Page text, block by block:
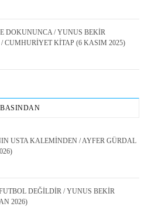
DOKUNUNCA / YUNUS BEKİR
CUMHURİYET KİTAP (6 KASIM 2025)
BASINDAN
USTA KALEMİNDEN / AYFER GÜRDAL
DEĞİLDİR / YUNUS BEKİR
2026)